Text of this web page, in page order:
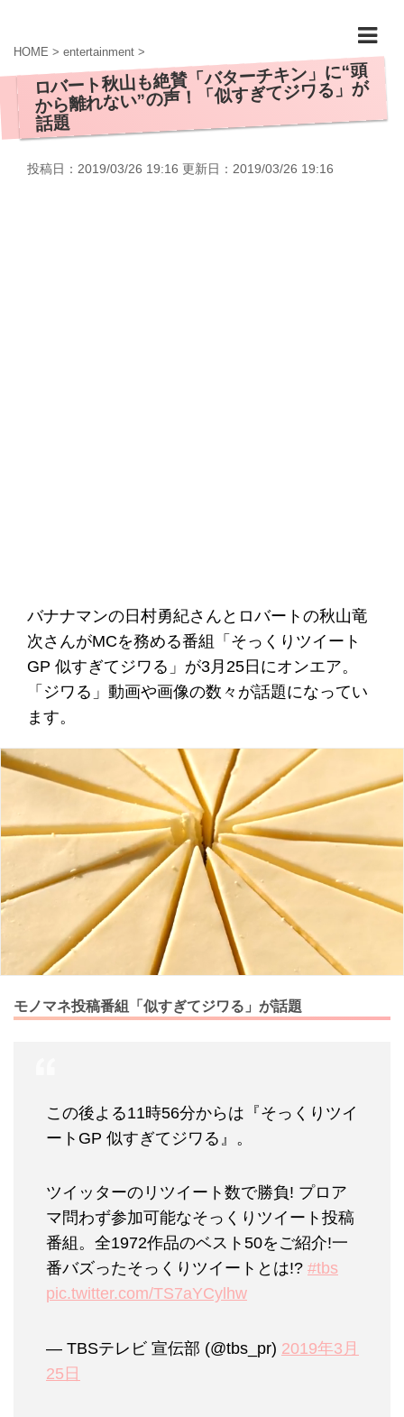
HOME > entertainment >
ロバート秋山も絶賛「バターチキン」に“頭
から離れない”の声！「似すぎてジワる」が
話題
投稿日：2019/03/26 19:16 更新日： 2019/03/26 19:16
バナナマンの日村勇紀さんとロバートの秋山竜
次さんがMCを務める番組「そっくりツイート
GP 似すぎてジワる」が3月25日にオンエア。
「ジワる」動画や画像の数々が話題になってい
ます。
モノマネ投稿番組「似すぎてジワる」が話題
この後よる11時56分からは『そっくりツイ
ートGP 似すぎてジワる』。
ツイッターのリツイート数で勝負! プロア
マ問わず参加可能なそっくりツイート投稿
番組。全1972作品のベスト50をご紹介!一
番バズったそっくりツイートとは!? #tbs
pic.twitter.com/TS7aYCylhw
— TBSテレビ 宣伝部 (@tbs_pr) 2019年3月
25日